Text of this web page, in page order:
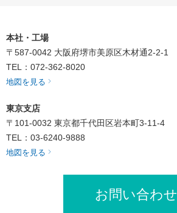
本社・工場
〒587-0042 大阪府堺市美原区木材通2-2-1
TEL：072-362-8020
地図を見る
東京支店
〒101-0032 東京都千代田区岩本町3-11-4
TEL：03-6240-9888
地図を見る
お問い合わせ